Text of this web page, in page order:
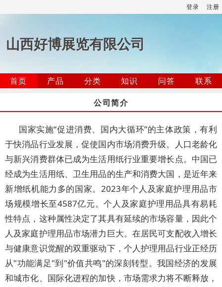
登录 注册
山西好博展览有限公司
首页 产品 分类 知识 问答
联系
公司简介
国家实施“促进消费、国内大循环”的主体政策，有利
于快消品行业发展，促使国内市场消费升级。人口老龄化
与新兴消费群体已成为生活用纸行业重要增长点。中国已
经成为生活用纸、卫生用品的生产和消费大国，是近年来
新增纸机能力多的国家。2023年个人及家庭护理用品市
场规模增长至4587亿元。个人及家庭护理用品具有易耗
性特点，这种属性决定了其具有延续的市场容量，因此个
人及家庭护理用品市场潜力巨大。在居民可支配收入增长
与健康意识觉醒的双重驱动下，个人护理用品行业正经历
从"功能满足"到"价值共鸣"的深刻转型。我国经济的发展
和城市化、国际化进程的加快，市场需求力将不断释放，